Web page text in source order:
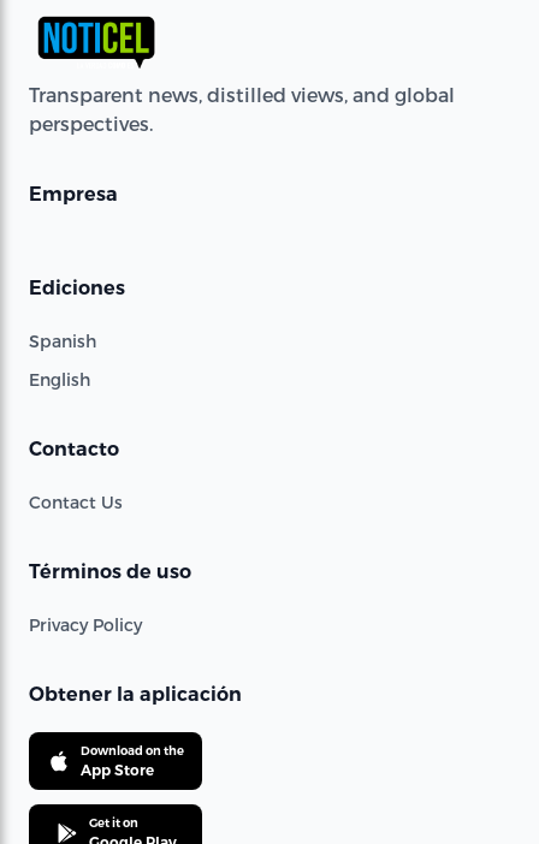
Transparent news, distilled views, and global
perspectives.
Empresa
Ediciones
Spanish
English
Contacto
Contact Us
Términos de uso
Privacy Policy
Obtener la aplicación
Download on the
App Store
Get it on